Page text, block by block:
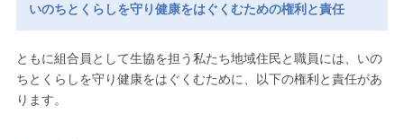
いのちとくらしを守り健康をはぐくむための権利と責任
ともに組合員として生協を担う私たち地域住民と職員には、いの
ちとくらしを守り健康をはぐくむために、以下の権利と責任があ
ります。